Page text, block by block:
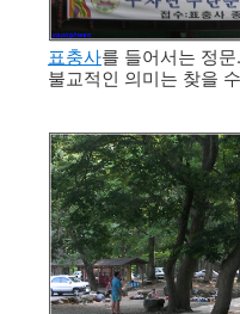
표충사를 들어서는 정
불교적인 의미는 찾을